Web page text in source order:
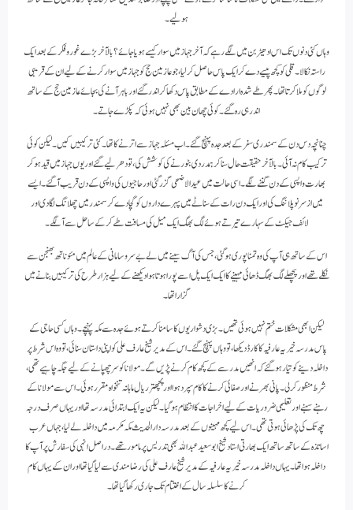
ہو لیے۔
وہاں کئی دنوں تک اس ادھیڑ بن میں لگے رہے کہ آخر جہاز میں سوار کیسے ہویا جائے؟ بالآخر بڑے غور و فکر کے بعد ایک
راستہ نکالا۔ قلی کو کچھ پیسے دے کر ایک پاس حاصل کر لیا، جو عازمین حج کو جہاز میں سوار کرنے کے لیے ان کے قریبی
لوگوں کو ملا کرتا تھا۔ پھر طے شدہ ارادے کے مطابق پاس دکھا کر اندر گئے اور باہر آنے کی بجائے عازمین حج کے ساتھ
اندر ہی رہ گئے۔ کوئی چھان بین بھی نہیں ہوئی کہ پکڑے جاتے۔
چنانچہ دس دن کے سمندری سفر کے بعد جدہ پہنچ گئے۔ اب مسئلہ جہاز سے اترنے کا تھا۔ کئی ترکیبیں کیں۔ لیکن کوئی
ترکیب کام نہ آئی۔ بالآخر حقیقت حال سناکر ہمدردی بٹورنے کی کوشش کی، تو دھر لیے گئے اور یوں جہاز میں قید ہوکر
بھارت واپسی کے دن گننے لگے۔ اسی حالت میں عید الاضحی گزر گئی اور حاجیوں کی واپسی کے دن قریب آ گئے۔ ایسے
میں از سر نو پلاننگ کی اور ایک دن رات کے سناٹے میں پہرے داروں کو گچا دے کر سمندر میں چھلانگ لگا دی اور
لائف جیکٹ کے سہارے تیرتے ہوئے لگ بھگ ایک میل کی مسافت طے کرکے ساحل سے آ لگے۔
اس کے ساتھ ہی آپ کی وہ تمنا پوری ہو گئی، جس کی آگ سینے میں لے بے سروسامانی کے عالم میں مئوناتھ بھنجن سے
نکلے تھے اور پچھلے لگ بھگ ڈھائی مہینے کا ایک ایک پل اسے پورا ہوتا ہوا دیکھنے کے لیے ہزار طرح کی ترکیبیں بنانے میں
گزارا تھا۔
لیکن ابھی مشکلات ختم نہیں ہوئی تھیں۔ بڑی دشواریوں کا سامنا کرتے ہوئے جدہ سے مکہ پہنچے۔ وہاں کسی حاجی کے
پاس مدرسہ خیریہ عارفیہ کا کارڈ دیکھا، تو وہاں پہنچ گئے۔ اس کے مدیر شیخ عارف علی کو اپنی داستان سنائی، تو وہ اس شرط پر
داخلہ دینے کو تیار ہوگئے کہ انھیں مدرسے کے کچھ کام کرنے پڑیں گے۔ مولانا کو سر چھپانے کے لیے جگہ چاہیے تھی،
شرط منظور کر لی۔ پانی بھرنے اور صفائی کرنے کا کام سپرد ہوا اور پچھتر ریال ماہانہ تنخواہ مقرر ہوئی۔ اس سے مولانا کے
رہنے سہنے اور تعلیمی ضروریات کے لیے اخراجات کا انتظام ہو گیا۔ لیکن یہ ایک ابتدائی مدرسہ تھا اور یہاں صرف درجہ
چھ تک کی پڑھائی ہوتی تھی۔ اس لیے کچھ مہینوں کے بعد مدرسہ دار الحدیث مکہ مکرمہ میں داخلہ لے لیا، جہاں عرب
اساتذہ کے ساتھ ساتھ ایک بھارتی استاد شیخ ابو سعید عبد اللہ بھی تدریس پر مامور تھے۔ دراصل انہی کی سفارش پر آپ کا
داخلہ ہوا تھا۔ یہاں داخلہ مدرسہ خیریہ عارفیہ کے مدیر شیخ عارف علی کی رضامندی سے لیا گیا تھا اور ان کے یہاں کام
کرنے کا سلسلہ سال کے اختتام تک جاری رکھا گیا تھا۔